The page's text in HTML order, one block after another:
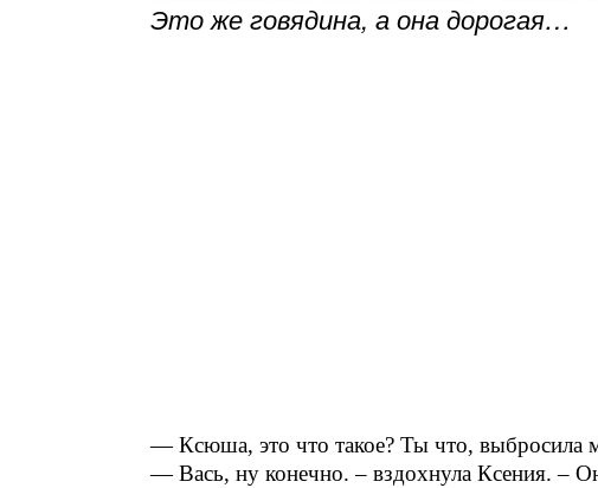
Это же говядина, а она дорогая…
— Ксюша, это что такое? Ты что, выбросила
— Вась, ну конечно. – вздохнула Ксения. –